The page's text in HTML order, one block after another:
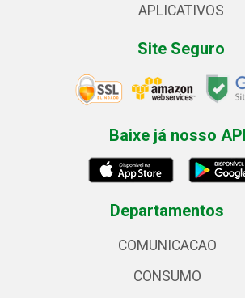
APLICATIVOS
Site Seguro
Baixe já nosso
Departamentos
COMUNICACAO
CONSUMO